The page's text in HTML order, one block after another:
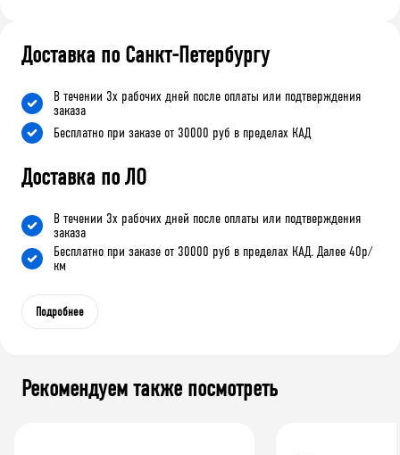
Доставка по Санкт-Петербургу
В течении 3х рабочих дней после оплаты или подтверждения
заказа
Бесплатно при заказе от 30000 руб в пределах КАД
Доставка по ЛО
В течении 3х рабочих дней после оплаты или подтверждения
заказа
Бесплатно при заказе от 30000 руб в пределах КАД. Далее 40р/
км
Подробнее
Рекомендуем также посмотреть